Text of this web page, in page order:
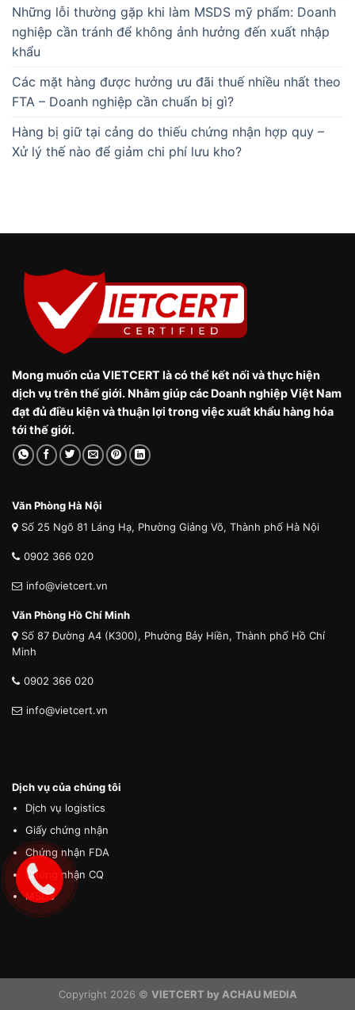
Những lỗi thường gặp khi làm MSDS mỹ phẩm: Doanh
nghiệp cần tránh để không ảnh hưởng đến xuất nhập
khẩu
Các mặt hàng được hưởng ưu đãi thuế nhiều nhất theo
FTA – Doanh nghiệp cần chuẩn bị gì?
Hàng bị giữ tại cảng do thiếu chứng nhận hợp quy –
Xử lý thế nào để giảm chi phí lưu kho?
Mong muốn của VIETCERT là có thể kết nối và thực hiện
dịch vụ trên thế giới. Nhằm giúp các Doanh nghiệp Việt Nam
đạt đủ điều kiện và thuận lợi trong việc xuất khẩu hàng hóa
tới thế giới.
Văn Phòng Hà Nội
Số 25 Ngõ 81 Láng Hạ, Phường Giảng Võ, Thành phố Hà Nội
0902 366 020
info@vietcert.vn
Văn Phòng Hồ Chí Minh
Số 87 Đường A4 (K300), Phường Bảy Hiền, Thành phố Hồ Chí
Minh
0902 366 020
info@vietcert.vn
Dịch vụ của chúng tôi
Dịch vụ logistics
Giấy chứng nhận
Chứng nhận FDA
Chứng nhận CQ
MSDS
Copyright 2026 © VIETCERT by ACHAU MEDIA